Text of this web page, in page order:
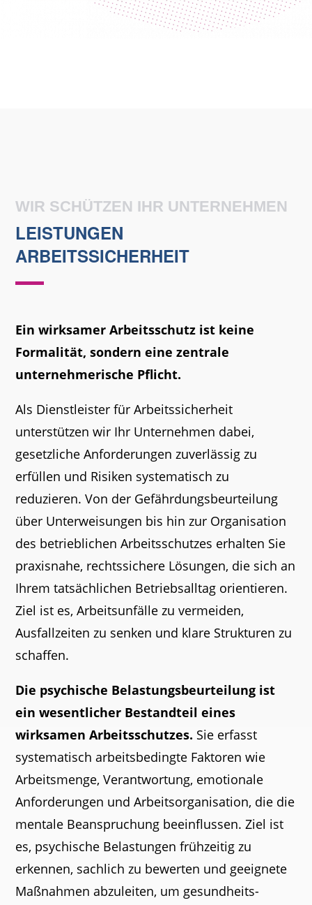
WIR SCHÜTZEN IHR UNTERNEHMEN
LEISTUNGEN
ARBEITSSICHERHEIT
Ein wirksamer Arbeitsschutz ist keine
Formalität, sondern eine zentrale
unternehmerische Pflicht.
Als Dienstleister für Arbeitssicherheit
unterstützen wir Ihr Unternehmen dabei,
gesetzliche Anforderungen zuverlässig zu
erfüllen und Risiken systematisch zu
reduzieren. Von der Gefährdungsbeurteilung
über Unterweisungen bis hin zur Organisation
des betrieblichen Arbeitsschutzes erhalten Sie
praxisnahe, rechtssichere Lösungen, die sich an
Ihrem tatsächlichen Betriebsalltag orientieren.
Ziel ist es, Arbeitsunfälle zu vermeiden,
Ausfallzeiten zu senken und klare Strukturen zu
schaffen.
Die psychische Belastungsbeurteilung ist
ein wesentlicher Bestandteil eines
wirksamen Arbeitsschutzes. Sie erfasst
systematisch arbeits­be­dingte Faktoren wie
Arbeitsmenge, Verantwortung, emotionale
Anforder­ungen und Arbeitsorganisation, die die
mentale Beanspruchung beein­flussen. Ziel ist
es, psychische Belastungen frühzeitig zu
erkennen, sachlich zu bewerten und geeignete
Maßnahmen abzuleiten, um gesund­heits­